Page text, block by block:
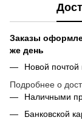
Заказы
же день
Новой почтой
Подробнее о
Наличными
Банковской